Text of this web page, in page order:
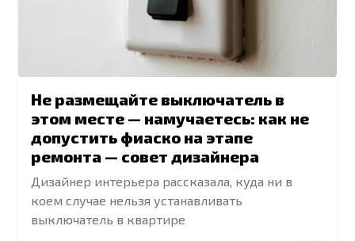
Не размещайте выключатель в
этом месте — намучаетесь: как не
допустить фиаско на этапе
ремонта — совет дизайнера
Дизайнер интерьера рассказала, куда ни в
коем случае нельзя устанавливать
выключатель в квартире